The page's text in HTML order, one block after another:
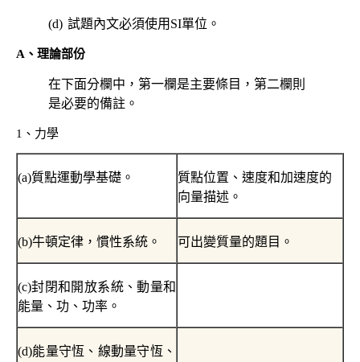
(d) 試題內文必須使用 SI單位。
A 、理論部份
在下面分欄中，第一欄是主要條目，第二欄則
是必要的備註。
1 、力學
(a)質點運動學基礎。
質點位置、速度和加速度的
向量描述。
(b)牛頓定律，慣性系統。 可出變質量的題目。
(c)封閉和開放系統、動量和
能量、功、功率。
(d)能量守恆、線動量守恆、